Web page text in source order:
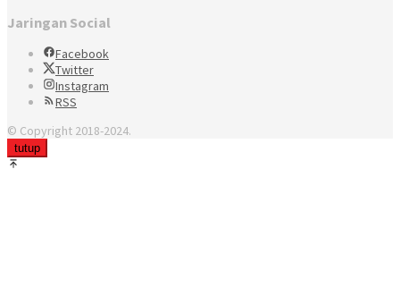
Jaringan Social
Facebook
Twitter
Instagram
RSS
© Copyright 2018-2024.
tutup